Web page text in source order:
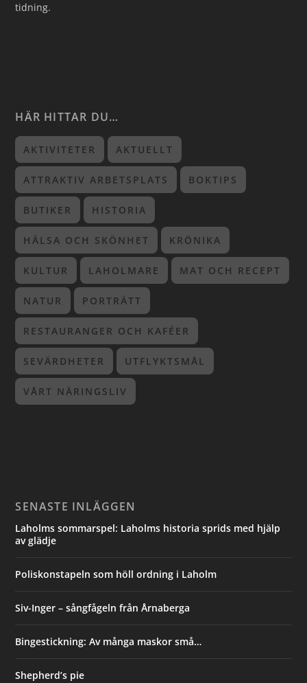
tidning.
HÄR HITTAR DU…
AKTIVITETER AKTUELLT
ATTRAKTIV ARBETSPLATS BOKTIPS
BUTIKER HISTORIA
HÄLSA OCH SKÖNHET KRÖNIKA
KULTUR LAHOLMARE MAT OCH RECEPT
NATUR PORTRÄTT
RESTAURANGER OCH KAFÉER
SEVÄRDHETER UTFLYKTSMÅL
VÅRT NÄRINGSLIV
SENASTE INLÄGGEN
Laholms sommarspel: Laholms historia sprids med hjälp
av glädje
Poliskonstapeln som höll ordning i Laholm
Siv-Inger – sångfågeln från Årnaberga
Bingestickning: Av många maskor små…
Shepherd’s pie